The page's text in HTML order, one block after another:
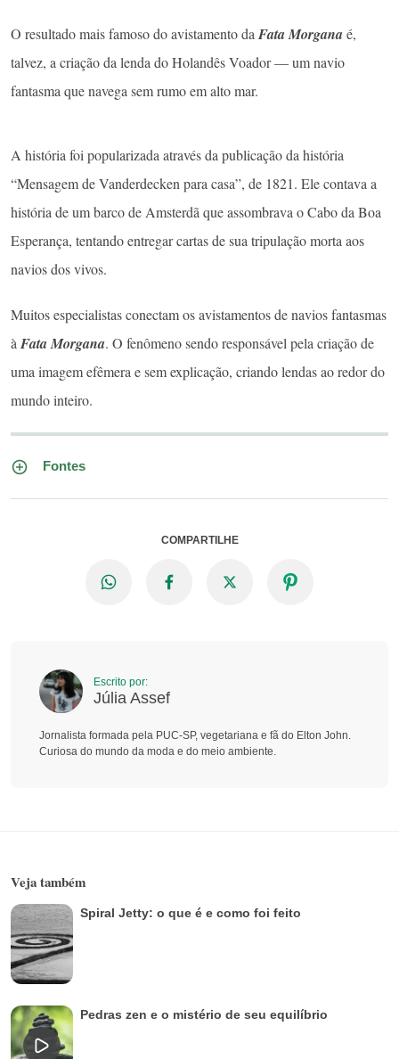
O resultado mais famoso do avistamento daFata Morganaé,
talvez, a criação da lenda do Holandês Voador — um navio
fantasma que navega sem rumo em alto mar.
A história foi popularizada através da publicação da história
“Mensagem de Vanderdecken para casa”, de 1821. Ele contava a
história de um barco de Amsterdã que assombrava o Cabo da Boa
Esperança, tentando entregar cartas de sua tripulação morta aos
navios dos vivos.
Muitos especialistas conectam os avistamentos de navios fantasmas
àFata Morgana. O fenômeno sendo responsável pela criação de
uma imagem efêmera e sem explicação, criando lendas ao redor do
mundo inteiro.
Fontes
COMPARTILHE
Escrito por:
Júlia Assef
Jornalista formada pela PUC-SP, vegetariana e fã do Elton John.
Curiosa do mundo da moda e do meio ambiente.
Veja também
Spiral Jetty: o que é e como foi feito
Pedras zen e o mistério de seu equilíbrio